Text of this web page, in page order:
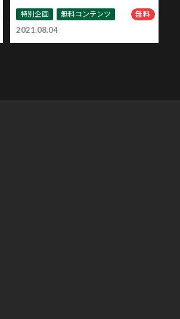
2021.08.04
特別企画 無料コンテンツ 無料